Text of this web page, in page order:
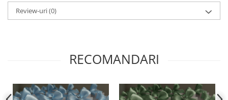
Review-uri(0)
RECOMANDARI